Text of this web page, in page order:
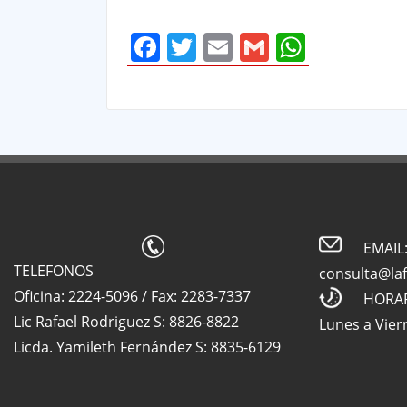
Facebook
Twitter
Email
Gmail
TELEFONOS
Oficina: 2224-5096 / Fax: 2283-7337
Lic Rafael Rodriguez S: 8826-8822
Licda. Yamileth Fernández S: 8835-6129
EMAIL:
Lunes a